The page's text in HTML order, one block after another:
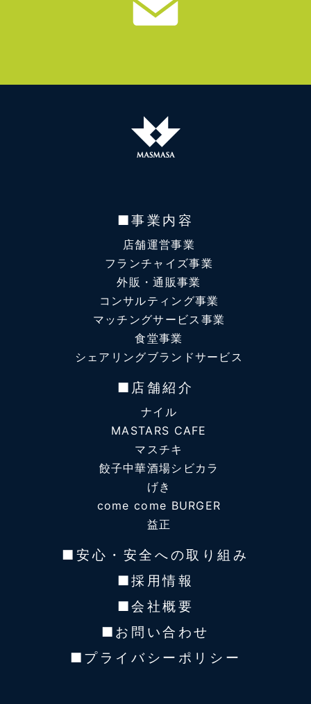
■事業内容
店舗運営事業
フランチャイズ事業
外販・通販事業
コンサルティング事業
マッチングサービス事業
食堂事業
シェアリングブランドサービス
■店舗紹介
ナイル
MASTARS CAFE
マスチキ
餃子中華酒場シビカラ
げき
come come BURGER
益正
■安心・安全への取り組み
■採用情報
■会社概要
■お問い合わせ
■プライバシーポリシー